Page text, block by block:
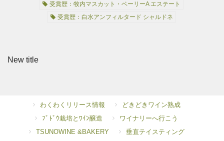
受賞歴：牧内マスカット・ベーリーA エステート
受賞歴：白水アンフィルタード シャルドネ
New title
わくわくリリース情報
どきどきワイン熟成
ﾌﾞﾄﾞｳ栽培とﾜｲﾝ醸造
ワイナリーへ行こう
TSUNOWINE &BAKERY
垂直テイスティング